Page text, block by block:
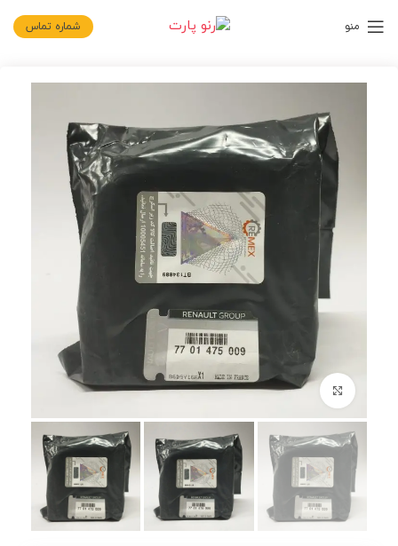
منو شماره تماس
برای بزرگنمایی کلیک کنید